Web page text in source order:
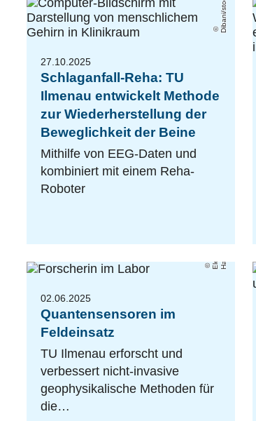
27.10.2025
Schlaganfall-Reha: TU
Ilmenau entwickelt Methode
zur Wiederherstellung der
Beweglichkeit der Beine
Mithilfe von EEG-Daten und
kombiniert mit einem Reha-
Roboter
El
e
o
n
o
r
a
H
a
m
b
u
rg
02.06.2025
Quantensensoren im
Feldeinsatz
TU Ilmenau erforscht und
verbessert nicht-invasive
geophysikalische Methoden für
die…